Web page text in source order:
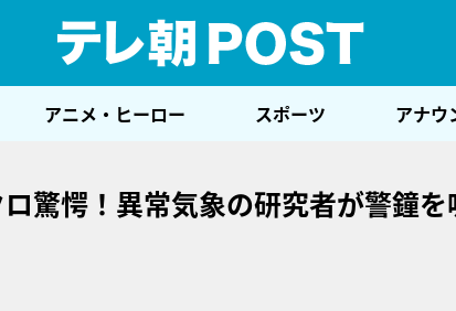
アニメ・ヒーロー スポーツ アナウ
驚愕！異常気象の研究者が警鐘